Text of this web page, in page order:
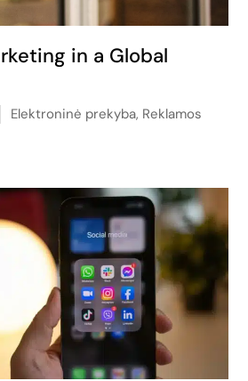
in a Global
Elektroninė prekyba, Reklamos